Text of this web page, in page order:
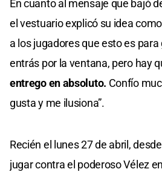
En cuanto al mensaje que bajó
el vestuario explicó su idea
a los jugadores que esto es
entrás por la ventana, pero hay
entrego en absoluto. Confío
gusta y me ilusiona”.
Recién el lunes 27 de abril,
jugar contra el poderoso Vélez